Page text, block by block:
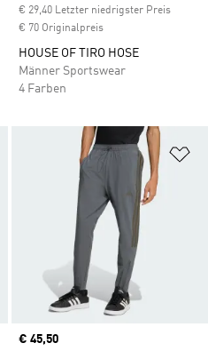
€ 29,40 Letzter niedrigster Preis
€ 70 Originalpreis
HOUSE OF TIRO HOSE
Männer Sportswear
4 Farben
Zur Wunschliste hinzufügen
Current price
€ 45,50